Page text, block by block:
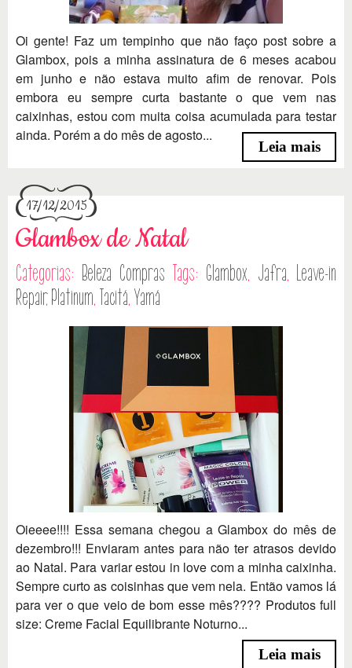
Oi gente! Faz um tempinho que não faço post sobre a
Glambox, pois a minha assinatura de 6 meses acabou
em junho e não estava muito afim de renovar. Pois
embora eu sempre curta bastante o que vem nas
caixinhas, estou com muita coisa acumulada para testar
ainda. Porém a do mês de agosto...
Leia mais
17/12/2015
Glambox de Natal
Categorias: Beleza Compras Tags: Glambox, Jafra, Leave-in
Repair,Platinum, Tacitá, Yamá
Oieeee!!!! Essa semana chegou a Glambox do mês de
dezembro!!! Enviaram antes para não ter atrasos devido
ao Natal. Para variar estou in love com a minha caixinha.
Sempre curto as coisinhas que vem nela. Então vamos lá
para ver o que veio de bom esse mês???? Produtos full
size: Creme Facial Equilibrante Noturno...
Leia mais